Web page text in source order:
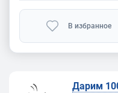
В избранное
Дарим